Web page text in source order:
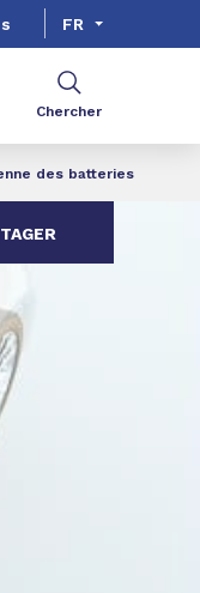
FR
Chercher
des batteries